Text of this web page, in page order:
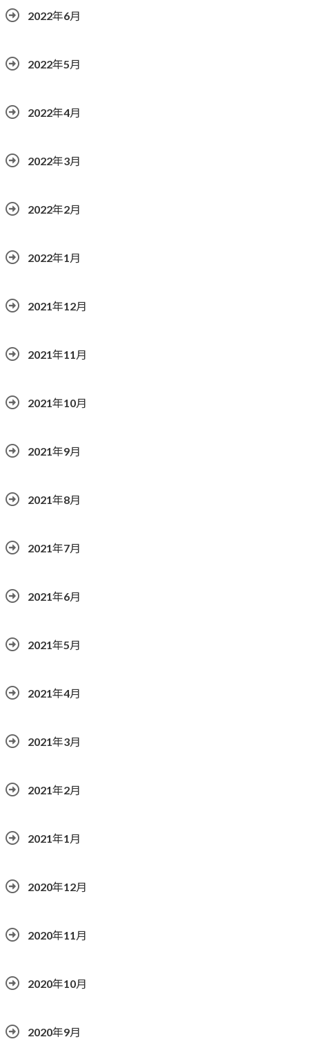
2022年6月
2022年5月
2022年4月
2022年3月
2022年2月
2022年1月
2021年12月
2021年11月
2021年10月
2021年9月
2021年8月
2021年7月
2021年6月
2021年5月
2021年4月
2021年3月
2021年2月
2021年1月
2020年12月
2020年11月
2020年10月
2020年9月